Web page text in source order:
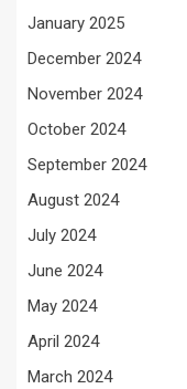
January 2025
December 2024
November 2024
October 2024
September 2024
August 2024
July 2024
June 2024
May 2024
April 2024
March 2024